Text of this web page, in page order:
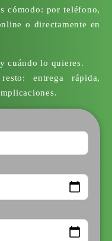
cómodo: por teléfono,
o directamente en
cuándo lo quieres.
entrega rápida,